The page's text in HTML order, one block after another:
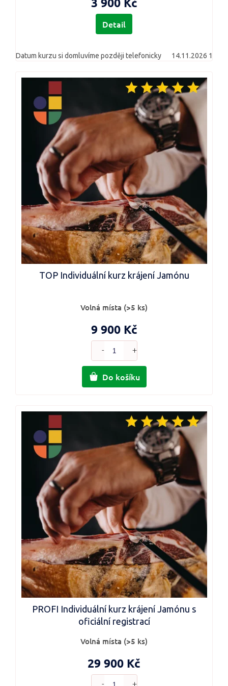
3 900 Kč
Detail
Datum kurzu si domluvíme později telefonicky 14.11.2026 17:00
TOP Individuální kurz krájení Jamónu
9 900 Kč
Do košíku
Volná místa (>5 ks)
PROFI Individuální kurz krájení Jamónu s
oficiální registrací
29 900 Kč
Volná místa (>5 ks)